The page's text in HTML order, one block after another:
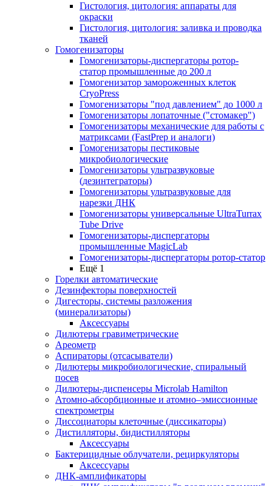
Гистология, цитология: аппараты для
окраски
Гистология, цитология: заливка и проводка
тканей
Гомогенизаторы
Гомогенизаторы-диспергаторы ротор-
статор промышленные до 200 л
Гомогенизатор замороженных клеток
CryoPress
Гомогенизаторы "под давлением" до 1000 л
Гомогенизаторы лопаточные ("стомакер")
Гомогенизаторы механические для работы с
матриксами (FastPrep и аналоги)
Гомогенизаторы пестиковые
микробиологические
Гомогенизаторы ультразвуковые
(дезинтеграторы)
Гомогенизаторы ультразвуковые для
нарезки ДНК
Гомогенизаторы универсальные UltraTurrax
Tube Drive
Гомогенизаторы-диспергаторы
промышленные MagicLab
Гомогенизаторы-диспергаторы ротор-статор
Ещё 1
Горелки автоматические
Дезинфекторы поверхностей
Дигесторы, системы разложения
(минерализаторы)
Аксессуары
Дилютеры гравиметрические
Ареометр
Аспираторы (отсасыватели)
Дилютеры микробиологические, спиральный
посев
Дилютеры-диспенсеры Microlab Hamilton
Атомно-абсорбционные и атомно–эмиссионные
спектрометры
Диссоциаторы клеточные (диссикаторы)
Дистилляторы, бидистилляторы
Аксессуары
Бактерицидные облучатели, рециркуляторы
Аксессуары
ДНК-амплификаторы